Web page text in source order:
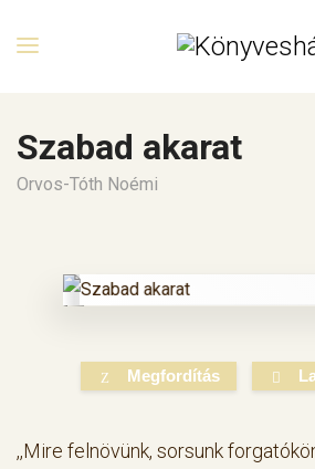
Szabad akarat
Orvos-Tóth Noémi
Megfordítás
,,Mire felnövünk, sorsunk